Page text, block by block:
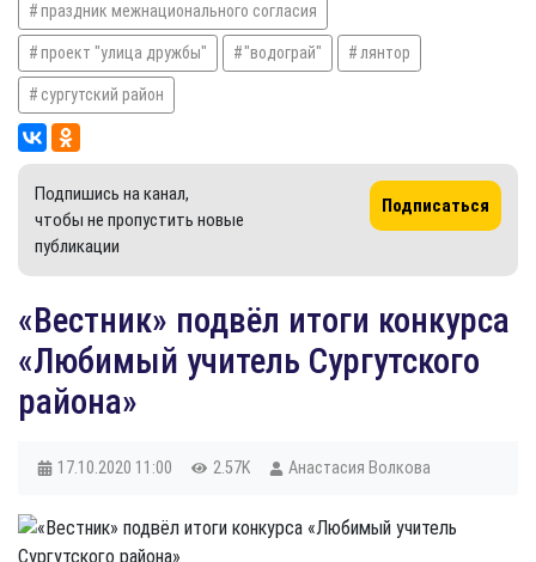
праздник межнационального согласия
проект "улица дружбы" "водограй" лянтор
сургутский район
Подпишись на канал,
чтобы не пропустить новые
публикации
Подписаться
«Вестник» подвёл итоги конкурса
«Любимый учитель Сургутского
района»
17.10.2020 11:00 2.57K Анастасия Волкова